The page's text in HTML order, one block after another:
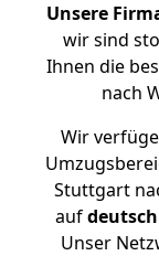
Unsere
wir sind
Ihnen die
nach
Wir
Stuttgart
auf
Unser